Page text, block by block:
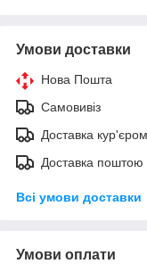
Умови доставки
Нова Пошта
Самовивіз
Доставка кур'єром
Доставка поштою
Всі умови доставки
Умови оплати